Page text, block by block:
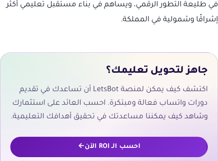
في طليعة التطور الرقمي، ويساهم في بناء مستقبل تعليمي أكثر
إشراقًا وشمولية في المملكة.
جاهز لتحويل تعليمك؟
اكتشف كيف يمكن لمنصة LetsBot أن تساعدك في تقديم
دورات واتساب فعالة ومبتكرة. احسب العائد على استثمارك
وشاهد كيف يمكننا مساعدتك في تحقيق أهدافك التعليمية.
احسب الـ ROI الآن